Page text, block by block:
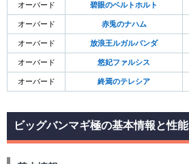
オーバード 碧眼のベルトホルト
オーバード 赤兎のナハム
オーバード 放浪王ルガルバンダ
オーバード 悠妃ファルシス
オーバード 終焉のテレシア
ビッグバンマギ極の基本情報と性能